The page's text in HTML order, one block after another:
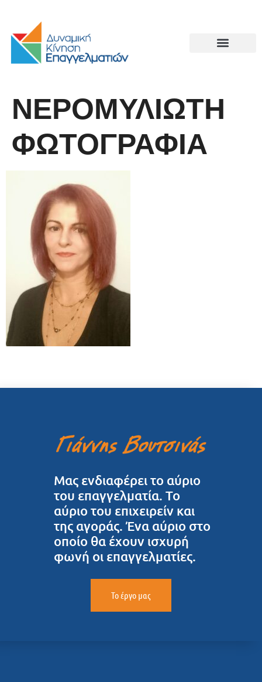
ΝΕΡΟΜΥΛΙΩΤΗ
ΦΩΤΟΓΡΑΦΙΑ
Μας ενδιαφέρει το αύριο
του επαγγελματία. Το
αύριο του επιχειρείν και
της αγοράς. Ένα αύριο στο
οποίο θα έχουν ισχυρή
φωνή οι επαγγελματίες.
Το έργο μας